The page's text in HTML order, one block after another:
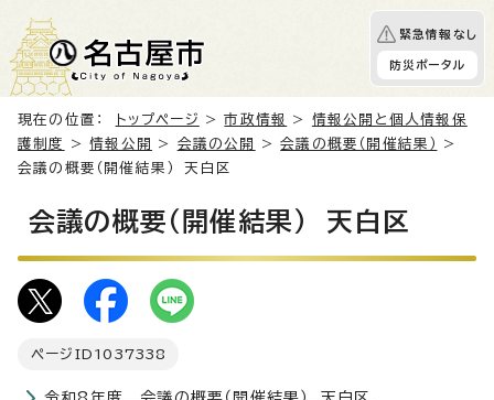
緊急情報なし
防災ポータル
現在の位置： トップページ >市政情報 > 情報公開と個人情報保
護制度
>情報公開 > 会議の公開 >会議の概要（開催結果）
>
会議の概要（開催結果） 天白区
会議の概要（開催結果） 天白区
ページID 1037338